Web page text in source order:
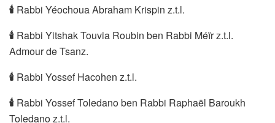
🕯 Rabbi Yéochoua Abraham Krispin z.t.l.
🕯 Rabbi Yitshak Touvia Roubin ben Rabbi Méïr z.t.l.
Admour de Tsanz.
🕯 Rabbi Yossef Hacohen z.t.l.
🕯 Rabbi Yossef Toledano ben Rabbi Raphaël Baroukh
Toledano z.t.l.